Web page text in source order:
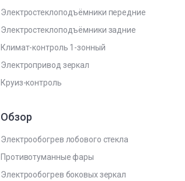
Электростеклоподъёмники передние
Электростеклоподъёмники задние
Климат-контроль 1-зонный
Электропривод зеркал
Круиз-контроль
Обзор
Электрообогрев лобового стекла
Противотуманные фары
Электрообогрев боковых зеркал